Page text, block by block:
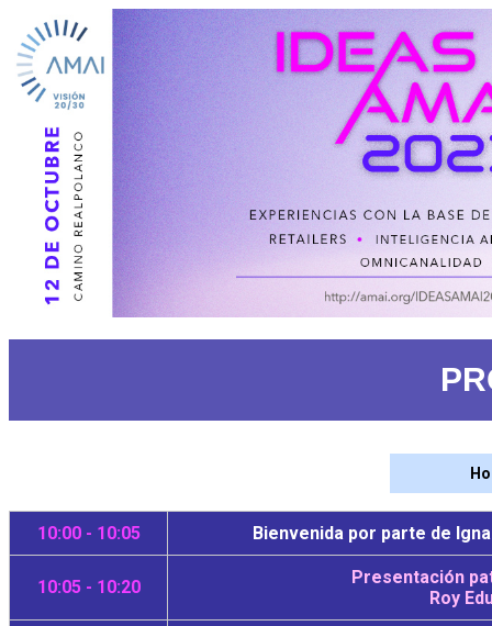
10:00 - 10:05 Bienvenida por parte de
10:05 - 10:20
Presentación
Roy